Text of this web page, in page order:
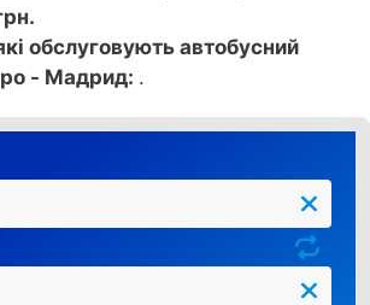
обслуговують автобусний
- Мадрид: .